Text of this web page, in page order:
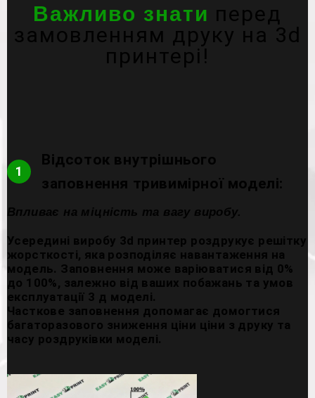
Важливо знати перед
замовленням друку на 3d
принтері!
1
Відсоток внутрішнього
заповнення тривимірної моделі:
Впливає на міцність та вагу виробу.
Усередині виробу 3d принтер роздрукує решітку
жорсткості, яка розподіляє навантаження на
модель. Заповнення може варіюватися від 0%
до 100%, залежно від ваших побажань та умов
експлуатації 3 д моделі.
Часткове заповнення допомагає домогтися
багаторазового зниження ціни ціни з друку та
часу роздруківки моделі.